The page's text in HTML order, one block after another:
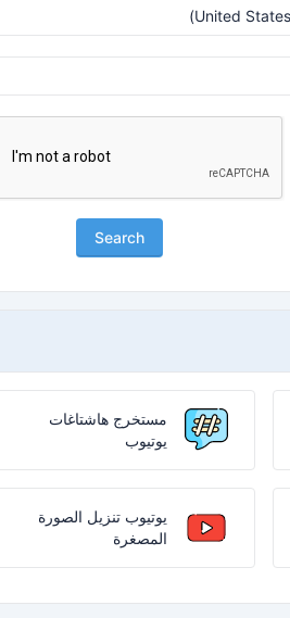
Search
مستخرج هاشتاغات
يوتيوب
يوتيوب تنزيل الصورة
المصغرة